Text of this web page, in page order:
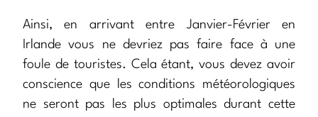
Ainsi, en arrivant entre Janvier-Février en
Irlande vous ne devriez pas faire face à une
foule de touristes. Cela étant, vous devez avoir
conscience que les conditions météorologiques
ne seront pas les plus optimales durant cette